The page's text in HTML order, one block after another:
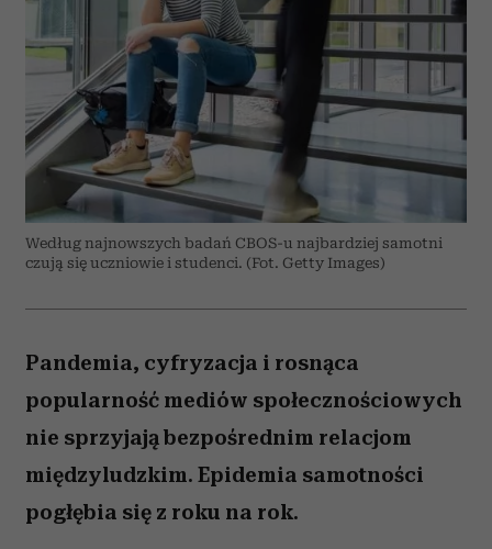
Według najnowszych badań CBOS-u najbardziej samotni
czują się uczniowie i studenci. (Fot. Getty Images)
Pandemia, cyfryzacja i rosnąca
popularność mediów społecznościowych
nie sprzyjają bezpośrednim relacjom
międzyludzkim. Epidemia samotności
pogłębia się z roku na rok.